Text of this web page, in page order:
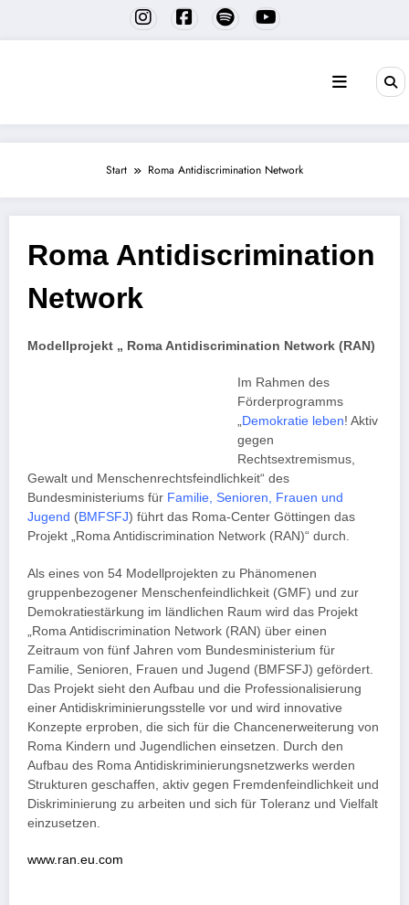
springen
Start Roma Antidiscrimination Network
Roma Antidiscrimination
Network
Modellprojekt „ Roma Antidiscrimination Network (RAN)
Im Rahmen des
Förderprogramms
„Demokratie leben! Aktiv
gegen
Rechtsextremismus,
Gewalt und Menschenrechtsfeindlichkeit“ des
Bundesministeriums für Familie, Senioren, Frauen und
Jugend (BMFSFJ) führt das Roma-Center Göttingen das
Projekt „Roma Antidiscrimination Network (RAN)“ durch.
Als eines von 54 Modellprojekten zu Phänomenen
gruppenbezogener Menschenfeindlichkeit (GMF) und zur
Demokratiestärkung im ländlichen Raum wird das Projekt
„Roma Antidiscrimination Network (RAN) über einen
Zeitraum von fünf Jahren vom Bundesministerium für
Familie, Senioren, Frauen und Jugend (BMFSFJ) gefördert.
Das Projekt sieht den Aufbau und die Professionalisierung
einer Antidiskriminierungsstelle vor und wird innovative
Konzepte erproben, die sich für die Chancenerweiterung von
Roma Kindern und Jugendlichen einsetzen. Durch den
Aufbau des Roma Antidiskriminierungsnetzwerks werden
Strukturen geschaffen, aktiv gegen Fremdenfeindlichkeit und
Diskriminierung zu arbeiten und sich für Toleranz und Vielfalt
einzusetzen.
www.ran.eu.com